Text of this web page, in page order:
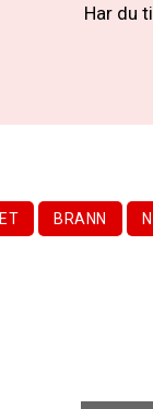
Har du
BRANN